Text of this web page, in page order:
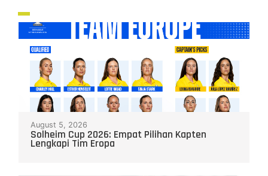
August 5, 2026
Solheim Cup 2026: Empat Pilihan Kapten
Lengkapi Tim Eropa